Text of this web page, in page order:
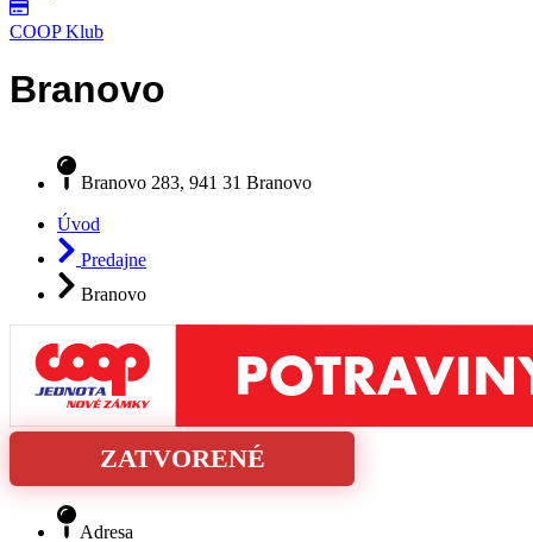
COOP Klub
Branovo
Branovo 283, 941 31 Branovo
Úvod
Predajne
Branovo
ZATVORENÉ
Adresa